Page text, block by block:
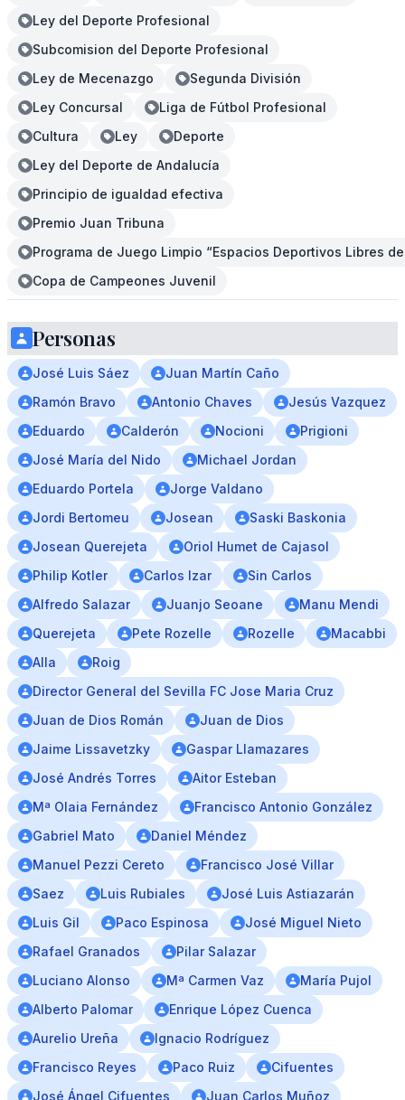
Ley del Deporte Profesional
Subcomision del Deporte Profesional
Ley de Mecenazgo
Segunda División
Ley Concursal
Liga de Fútbol Profesional
Cultura
Ley
Deporte
Ley del Deporte de Andalucía
Principio de igualdad efectiva
Premio Juan Tribuna
Programa de Juego Limpio “Espacios Deportivos Libres
Copa de Campeones Juvenil
Personas
José Luis Sáez
Juan Martín Caño
Ramón Bravo
Antonio Chaves
Jesús Vazquez
Eduardo
Calderón Nocioni
Prigioni
José María del Nido
Michael Jordan
Eduardo Portela
Jorge Valdano
Jordi Bertomeu
Josean
Saski Baskonia
Josean Querejeta
Oriol Humet de Cajasol
Philip Kotler
Carlos Izar
Sin Carlos
Alfredo Salazar
Juanjo Seoane
Manu Mendi
Querejeta
Pete Rozelle Rozelle
Macabbi
Alla
Roig
Director General del Sevilla FC Jose Maria Cruz
Juan de Dios Román
Juan de Dios
Jaime Lissavetzky
Gaspar Llamazares
José Andrés Torres
Aitor Esteban
Mª Olaia Fernández
Francisco Antonio González
Gabriel Mato
Daniel Méndez
Manuel Pezzi Cereto
Francisco José Villar
Saez
Luis Rubiales
José Luis Astiazarán
Luis Gil
Paco Espinosa
José Miguel Nieto
Rafael Granados
Pilar Salazar
Luciano Alonso
Mª Carmen Vaz
María Pujol
Alberto Palomar
Enrique López Cuenca
Aurelio Ureña
Ignacio Rodríguez
Francisco Reyes
Paco Ruiz
Cifuentes
José Ángel Cifuentes
Juan Carlos Muñoz